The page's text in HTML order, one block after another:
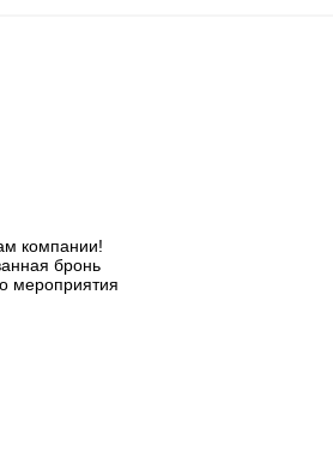
компании!
бронь
мероприятия